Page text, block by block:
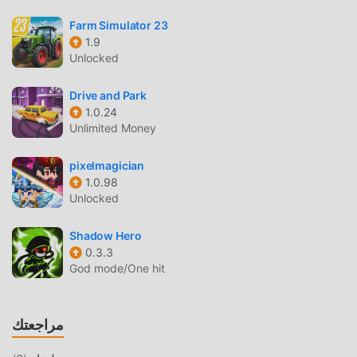
Fashion Fever باعتبارها لعبة شائعة simulation ، ساعدته طريقة
اللعب الفريدة في كسب عدد كبير من المعجبين حول العالم. على
عكس الألعاب التقليدية simulation ، في Fashion Fever ، ما عليك
سوى متابعة البرنامج التعليمي للمبتدئين ، بحيث يمكنك بسهولة بدء
simulation الألعاب Fashion Fever 5.0.0. في الوقت نفسه ،
قامت moddroid ببناء منصة خاصة لعشاق الألعاب simulation ،
مما يتيح لك التواصل والمشاركة مع جميع عشاق الألعاب simulation
فني فريد ، كما أن رسوماتها وخرائطها وشخصياتها عالية الجودة
Farm Simulator 23
1.9
Unlocked
Drive and Park
1.0.24
Unlimited Money
pixelmagician
1.0.98
Unlocked
Shadow Hero
0.3.3
God mode/One hit
مراجعتك